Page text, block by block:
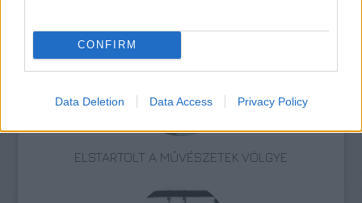
CONFIRM
Data Deletion Data Access Privacy Policy
ELSTARTOLT A MŰVÉSZETEK VÖLGYE